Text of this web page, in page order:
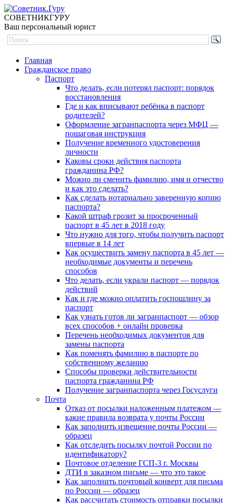
СОВЕТНИКГУРУ
Ваш персональный юрист
Главная
Гражданское право
Паспорт
Что делать, если потерял паспорт: порядок
восстановления
Где и как вписывают ребёнка в паспорт
родителей?
Оформление загранпаспорта через МФЦ —
пошаговая инструкция
Получение временного удостоверения
личности
Каковы сроки действия паспорта
гражданина РФ?
Можно ли сменить фамилию, имя и отчество
и как это сделать?
Как сделать нотариально заверенную копию
паспорта?
Какой штраф грозит за просроченный
паспорт в 45 лет в 2018 году
Что нужно для того, чтобы получить паспорт
впервые в 14 лет
Как осуществить замену паспорта в 45 лет —
необходимые документы и перечень
способов
Что делать, если украли паспорт — порядок
действий
Как и где можно оплатить госпошлину за
паспорт
Как узнать готов ли загранпаспорт — обзор
всех способов + онлайн проверка
Перечень необходимых документов для
замены паспорта
Как поменять фамилию в паспорте по
собственному желанию
Способы проверки действительности
паспорта гражданина РФ
Получение загранпаспорта через Госуслуги
Почта
Отказ от посылки наложенным платежом —
какие правила возврата у почты России
Как заполнить извещение почты России —
образец
Как отследить посылку почтой России по
идентификатору?
Почтовое отделение ГСП-3 г. Москвы
ДТИ в заказном письме — что это такое
Как заполнить почтовый конверт для письма
по России — образец
Как рассчитать стоимость отправки посылки